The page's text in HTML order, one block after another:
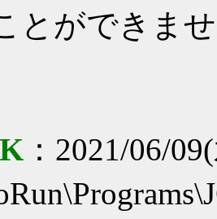
とができま
：2021/06/